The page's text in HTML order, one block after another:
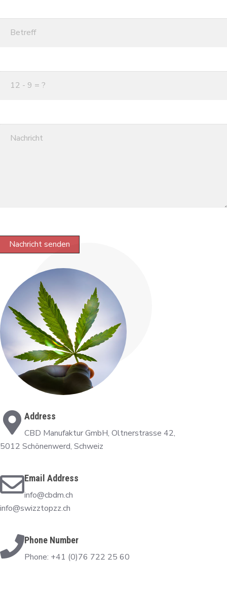
Nachricht senden
Address
CBD Manufaktur GmbH, Oltnerstrasse 42,
5012 Schönenwerd, Schweiz
Email Address
info@cbdm.ch
info@swizztopzz.ch
Phone Number
Phone: +41 (0)76 722 25 60